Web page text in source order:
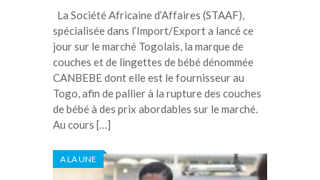
La Société Africaine d’Affaires (STAAF),
spécialisée dans l’Import/Export a lancé ce
jour sur le marché Togolais, la marque de
couches et de lingettes de bébé dénommée
CANBEBE dont elle est le fournisseur au
Togo, afin de pallier à la rupture des couches
de bébé à des prix abordables sur le marché.
Au cours […]
A LA UNE